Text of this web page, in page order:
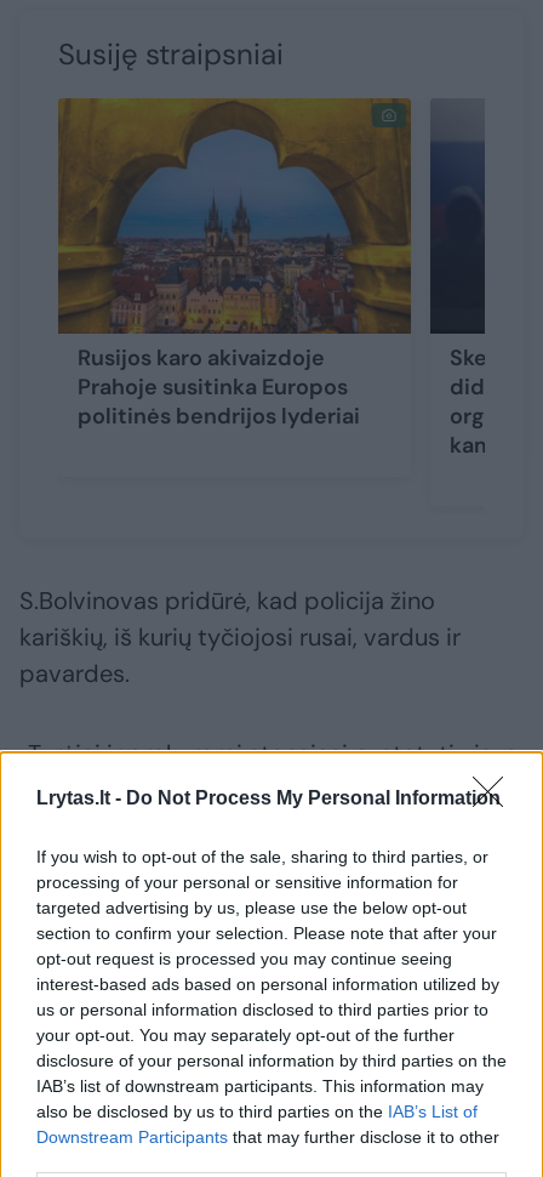
Lrytas.lt - Do Not Process My Personal Information
If you wish to opt-out of the sale, sharing to third parties, or
processing of your personal or sensitive information for
targeted advertising by us, please use the below opt-out
section to confirm your selection. Please note that after your
opt-out request is processed you may continue seeing
interest-based ads based on personal information utilized by
us or personal information disclosed to third parties prior to
your opt-out. You may separately opt-out of the further
disclosure of your personal information by third parties on the
IAB’s list of downstream participants. This information may
also be disclosed by us to third parties on the IAB’s List of
Downstream Participants that may further disclose it to other
Susiję straipsniai
Rusijos karo akivaizdoje
Prahoje susitinka Europos
politinės bendrijos lyderiai
Skelbia,
S.Bolvinovas pridūrė, kad policija žino
kariškių, iš kurių tyčiojosi rusai, vardus ir
pavardes.
„Tyrėjai ir prokurorai stengiasi nustatyti visus
faktus, kurie įvyko šioje kankinimų kameroje.
pabrėžė jis.
Tuo metu vietios odontologas Sergejus
Vokietijos dienraščiui „Bild“ aiškino, kad
nuotraukoje matomi dantys rusų buvo
pagrobti iš jo.
„Dantys atrodo kaip iš mano kabineto, mano
namus apiplėšė rusai. Jie yra iš žmonių,